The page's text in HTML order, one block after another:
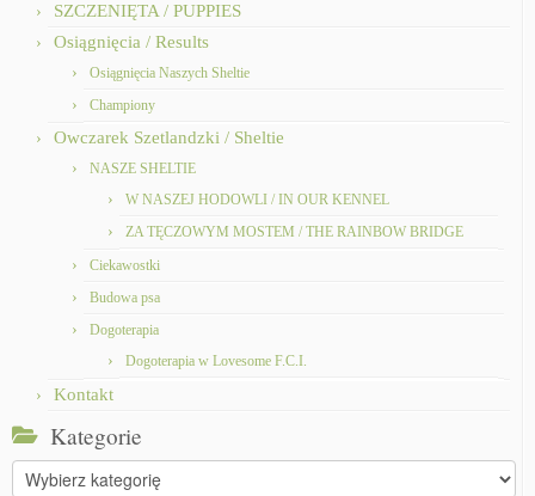
SZCZENIĘTA / PUPPIES
Osiągnięcia / Results
Osiągnięcia Naszych Sheltie
Championy
Owczarek Szetlandzki / Sheltie
NASZE SHELTIE
W NASZEJ HODOWLI / IN OUR KENNEL
ZA TĘCZOWYM MOSTEM / THE RAINBOW BRIDGE
Ciekawostki
Budowa psa
Dogoterapia
Dogoterapia w Lovesome F.C.I.
Kontakt
Kategorie
Kategorie